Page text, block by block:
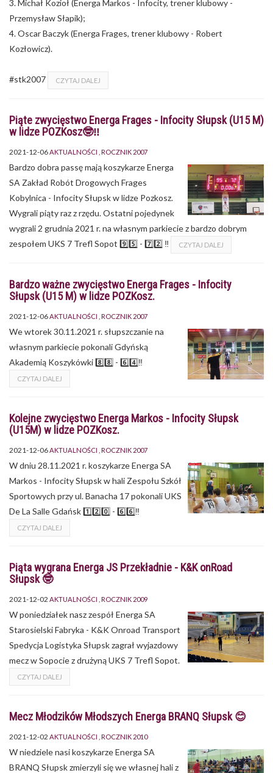
3. Michał Kozioł (Energa Markos - Infocity, trener klubowy -
Przemysław Słapik);
4. Oscar Baczyk (Energa Frages, trener klubowy - Robert
Kozłowicz).
#stk2007 CZYTAJ DALEJ
Piąte zwycięstwo Energa Frages - Infocity Słupsk (U15 M)
w lidze POZKosz🤓‼
2021-12-06 AKTUALNOŚCI ROCZNIK 2007
Bardzo dobra passę mają koszykarze Energa
SA Zakład Robót Drogowych Frages
Kobylnica - Infocity Słupsk w lidze Pozkosz.
Wygrali piąty raz z rzędu. Ostatni pojedynek
wygrali 2 grudnia 2021 r. na własnym parkiecie z bardzo dobrym
zespołem UKS 7 Trefl Sopot 9️⃣5️⃣ - 7️⃣2️⃣ ‼️
CZYTAJ DALEJ
Bardzo ważne zwycięstwo Energa Frages - Infocity
Słupsk (U15 M) w lidze POZKosz.
2021-12-06 AKTUALNOŚCI ROCZNIK 2007
We wtorek 30.11.2021 r. słupszczanie na
własnym parkiecie pokonali Gdyńską
Akademią Koszykówki 8️⃣8️⃣ - 6️⃣4️⃣‼
CZYTAJ DALEJ
Kolejne zwycięstwo Energa Markos - Infocity Słupsk
(U15M) w lidze POZKosz.
2021-12-06 AKTUALNOŚCI ROCZNIK 2007
W dniu 28.11.2021 r. koszykarze Energa SA
Markos - Infocity Słupsk w hali Zespołu Szkół
Sportowych przy ul. Banacha 17 pokonali UKS
De La Salle Gdańsk 1️⃣2️⃣0️⃣ - 6️⃣6️⃣‼
CZYTAJ DALEJ
Piąta wygrana Energa JS Przekładnie - K&K onRoad
Słupsk 🤓
2021-12-02 AKTUALNOŚCI ROCZNIK 2009
W poniedziałek nasz zespół Energa SA
Starosielski Fabryka - K&K Onroad Transport
Spedycja Logistyka Słupsk zagrał wyjazdowy
mecz w Sopocie z drużyną UKS 7 Trefl Sopot.
CZYTAJ DALEJ
Mecz Młodzików Młodszych Energa BRANQ Słupsk 😊
2021-12-02 AKTUALNOŚCI ROCZNIK 2010
W niedziele nasi koszykarze Energa SA
BRANQ Słupsk zmierzyli się we własnej hali z